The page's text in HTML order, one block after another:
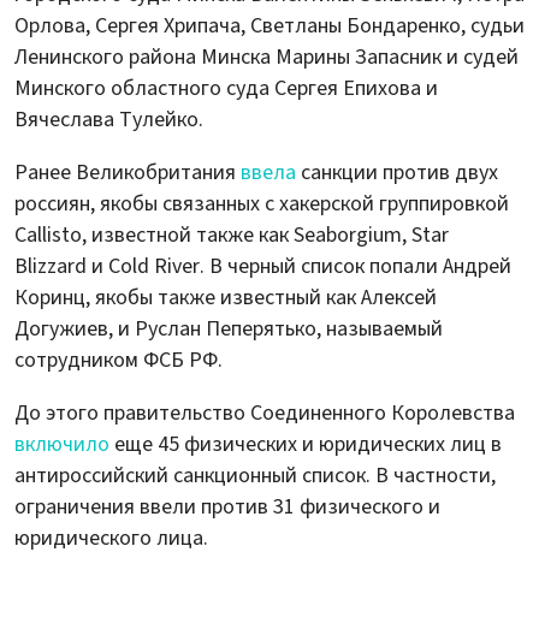
Орлова, Сергея Хрипача, Светланы Бондаренко, судьи
Ленинского района Минска Марины Запасник и судей
Минского областного суда Сергея Епихова и
Вячеслава Тулейко.
Ранее Великобритания ввела санкции против двух
россиян, якобы связанных с хакерской группировкой
Callisto, известной также как Seaborgium, Star
Blizzard и Cold River. В черный список попали Андрей
Коринц, якобы также известный как Алексей
Догужиев, и Руслан Пеперятько, называемый
сотрудником ФСБ РФ.
До этого правительство Соединенного Королевства
включило еще 45 физических и юридических лиц в
антироссийский санкционный список. В частности,
ограничения ввели против 31 физического и
юридического лица.